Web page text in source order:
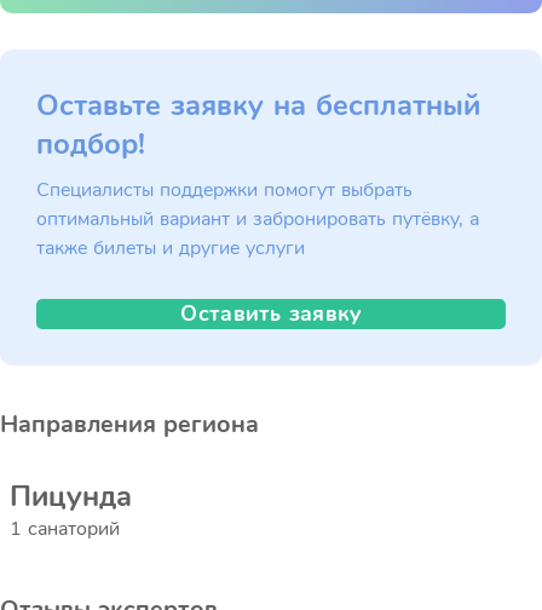
Оставьте заявку на бесплатный
подбор!
Специалисты поддержки помогут выбрать
оптимальный вариант и забронировать путёвку, а
также билеты и другие услуги
Оставить заявку
Направления региона
Пицунда
1 санаторий